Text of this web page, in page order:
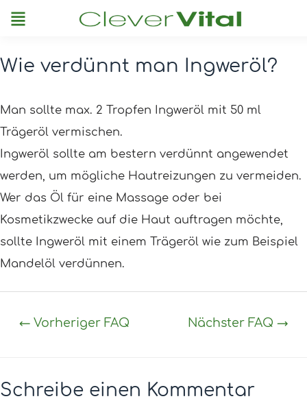
Menu
Wie verdünnt man Ingweröl?
Man sollte max. 2 Tropfen Ingweröl mit 50 ml
Trägeröl vermischen.
Ingweröl sollte am bestern verdünnt angewendet
werden, um mögliche Hautreizungen zu vermeiden.
Wer das Öl für eine Massage oder bei
Kosmetikzwecke auf die Haut auftragen möchte,
sollte Ingweröl mit einem Trägeröl wie zum Beispiel
Mandelöl verdünnen.
Post
← Vorheriger FAQ Nächster FAQ →
Schreibe einen Kommentar